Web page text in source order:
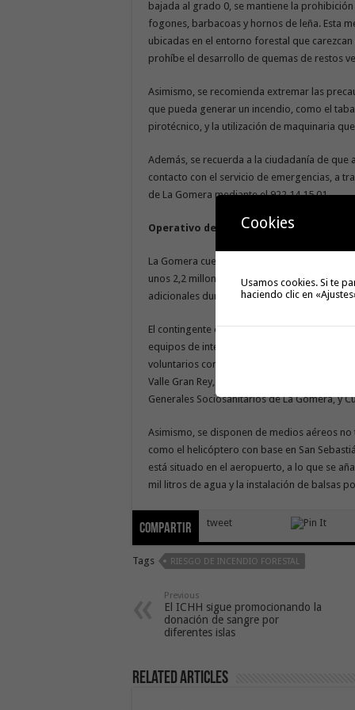
bajada al grado 0, se mantiene la
fogones, barbacoas y hornos de leña. Esta
ubicadas en el entorno forestal que
prohíbe el desarrollo de quemas de restos
Asimismo, se recomienda extremar las
que pueda generar un incendio, como el
pirotécnico, y la utilización de maquinaria
Además, se recuerda a la ciudadanía de
contacto con el servicio de emergencias, a
de La Gomera mediante el 922 14 15 01.
Operativo de extinción de incendios 2024
La Gomera cuenta este 2024 con el
unos 2,2 millones de euros, en los que
adicionales durante los meses de invierno.
El contingente está integrado por la Unidad
equipos de intervención y refuerzo en
voluntarios con base en la isla – Protección
Valle Gran Rey, Bomberos Voluntarios de La
Generales Sociosanitarios de La Gomera, y
Asimismo, se disponen de medios aéreos
como el helicóptero con base en San
está situado en el aeropuerto, a lo que se
mil litros de agua y la instalación de balsas
Compartir tweet
Tags RIESGO DE INCENDIO FORESTAL
Previous
El ICHH sigue promocionando la
donación de sangre por
diferentes islas
Related Articles
Cookies
Usamos cookies. Si te
haciendo clic en